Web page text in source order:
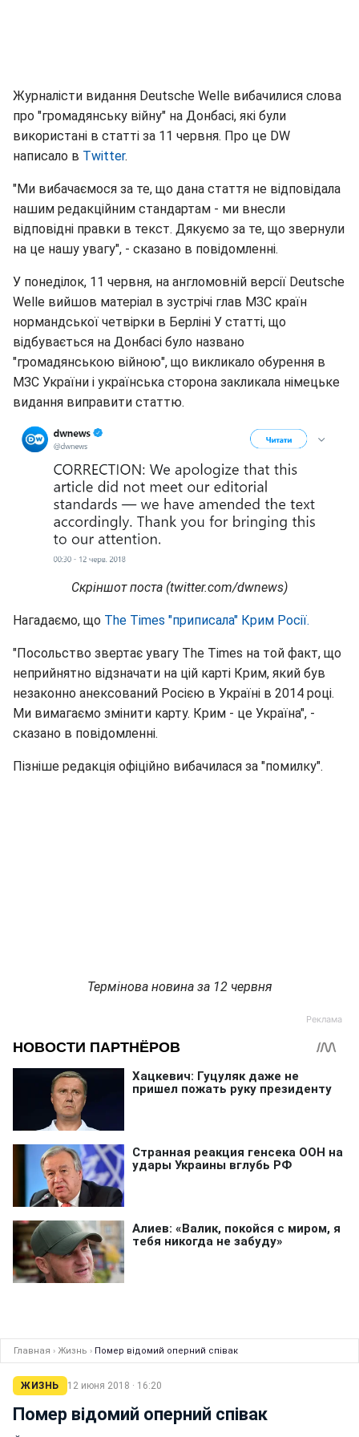
Журналісти видання Deutsche Welle вибачилися слова
про "громадянську війну" на Донбасі, які були
використані в статті за 11 червня. Про це DW
написало в Twitter.
"Ми вибачаємося за те, що дана стаття не відповідала
нашим редакційним стандартам - ми внесли
відповідні правки в текст. Дякуємо за те, що звернули
на це нашу увагу", - сказано в повідомленні.
У понеділок, 11 червня, на англомовній версії Deutsche
Welle вийшов матеріал в зустрічі глав МЗС країн
нормандської четвірки в Берліні У статті, що
відбувається на Донбасі було названо
"громадянською війною", що викликало обурення в
МЗС України і українська сторона закликала німецьке
видання виправити статтю.
Скріншот поста (twitter.com/dwnews)
Нагадаємо, що The Times "приписала" Крим Росії.
"Посольство звертає увагу The Times на той факт, що
неприйнятно відзначати на цій карті Крим, який був
незаконно анексований Росією в Україні в 2014 році.
Ми вимагаємо змінити карту. Крим - це Україна", -
сказано в повідомленні.
Пізніше редакція офіційно вибачилася за "помилку".
Термінова новина за 12 червня
Главная › Жизнь › Помер відомий оперний співак
ЖИЗНЬ 12 июня 2018 · 16:20
Помер відомий оперний співак